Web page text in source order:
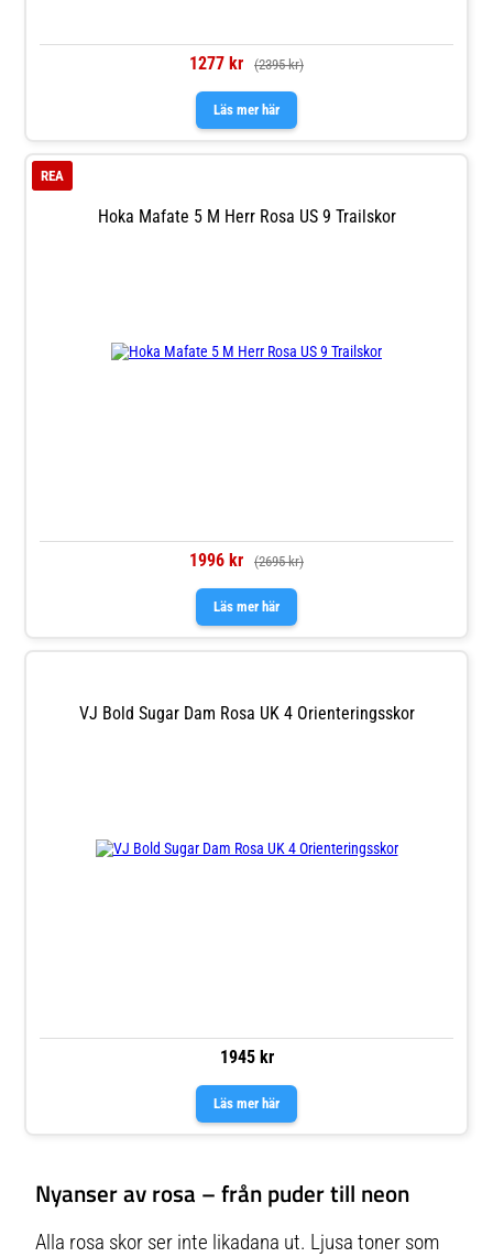
1277 kr (2395 kr)
Läs mer här
Hoka Mafate 5 M Herr Rosa US 9 Trailskor
REA
1996 kr (2695 kr)
Läs mer här
VJ Bold Sugar Dam Rosa UK 4 Orienteringsskor
1945 kr
Läs mer här
Nyanser av rosa – från puder till neon
Alla rosa skor ser inte likadana ut. Ljusa toner som